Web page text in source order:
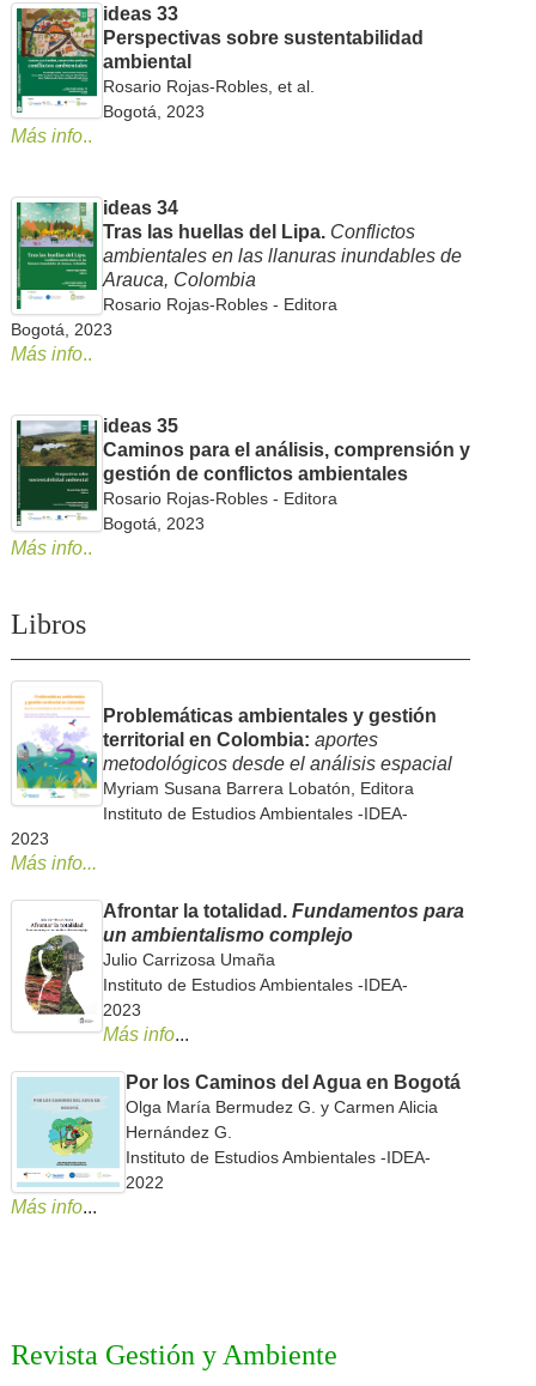
ideas 33
Perspectivas sobre sustentabilidad
ambiental
Rosario Rojas-Robles, et al.
Bogotá, 2023
Más info..
ideas 34
Tras las huellas del Lipa. Conflictos
ambientales en las llanuras inundables de
Arauca, Colombia
Rosario Rojas-Robles - Editora
Bogotá, 2023
Más info..
ideas 35
Caminos para el análisis, comprensión y
gestión de conflictos ambientales
Rosario Rojas-Robles - Editora
Bogotá, 2023
Más info..
Libros
Problemáticas ambientales y gestión
territorial en Colombia: aportes
metodológicos desde el análisis espacial
Myriam Susana Barrera Lobatón, Editora
Instituto de Estudios Ambientales -IDEA-
2023
Más info...
Afrontar la totalidad. Fundamentos para
un ambientalismo complejo
Julio Carrizosa Umaña
Instituto de Estudios Ambientales -IDEA-
2023
Más info...
Por los Caminos del Agua en Bogotá
Olga María Bermudez G. y Carmen Alicia
Hernández G.
Instituto de Estudios Ambientales -IDEA-
2022
Más info...
Revista Gestión y Ambiente